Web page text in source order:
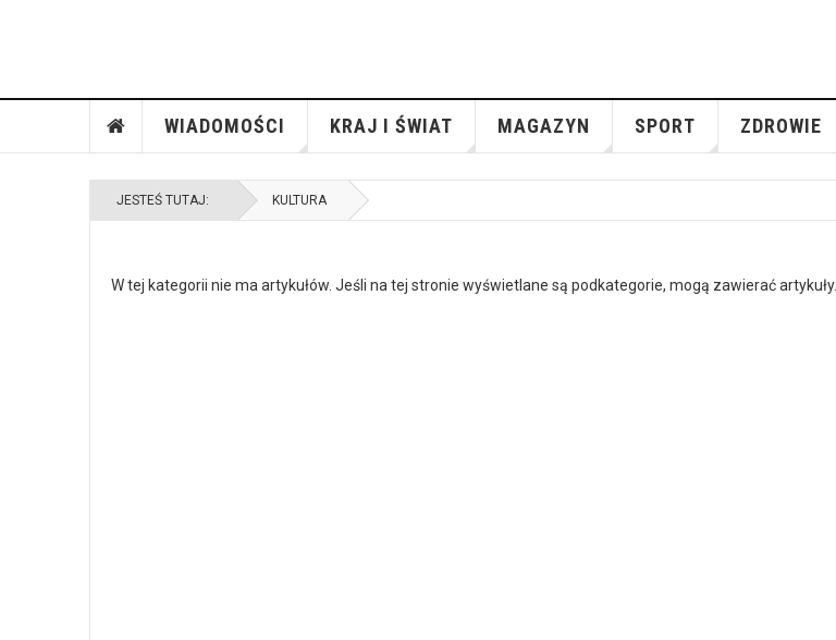
WIADOMOŚCI KRAJ I ŚWIAT MAGAZYN SPORT ZDROWIE
JESTEŚ TUTAJ: KULTURA
W tej kategorii nie ma artykułów. Jeśli na tej stronie wyświetlane są podkategorie, mogą zawierać artykuły.